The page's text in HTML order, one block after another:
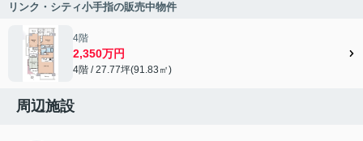
リンク・シティ小手指の販売中物件
4階
2,350万円
4階 / 27.77坪(91.83㎡)
周辺施設